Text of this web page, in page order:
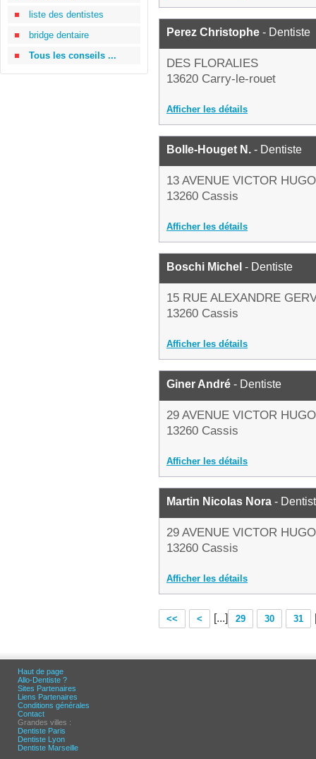
liste des dentistes
bridge dentaire
Tous les conseils ...
Perez Christophe - Dentiste
DES FLORALIES
13620 Carry-le-rouet
Afficher les détails
Bolle-Houget N. - Dentiste
13 AVENUE VICTOR HUGO
13260 Cassis
Afficher les détails
Boschi Michel - Dentiste
15 RUE ALEXANDRE
13260 Cassis
Afficher les détails
Giner André - Dentiste
29 AVENUE VICTOR HUGO
13260 Cassis
Afficher les détails
Martin Nicolas Nora -
29 AVENUE VICTOR HUGO
13260 Cassis
Afficher les détails
<< < [...] 29 30 31
Haut de page
Allo-Dentiste ?
Sites Partenaires
Liens Partenaires
Conditions générales
Contact
Grandes villes :
Dentiste Paris
Dentiste Lyon
Dentiste Marseille